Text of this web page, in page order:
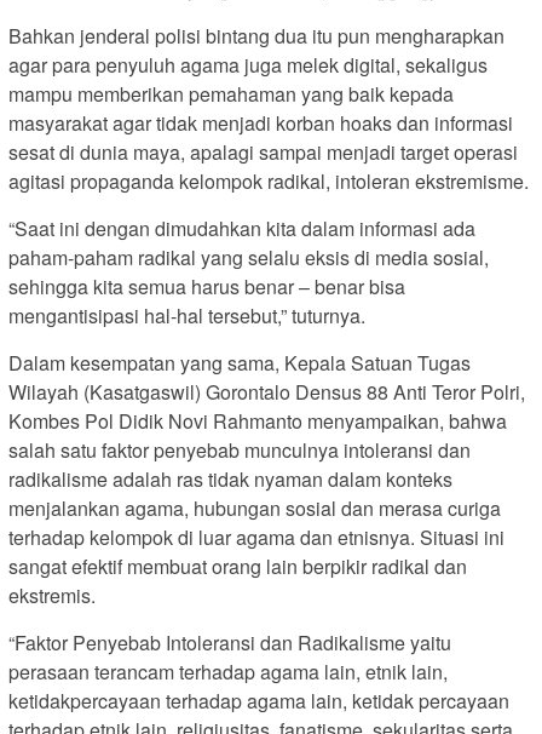
Bahkan jenderal polisi bintang dua itu pun mengharapkan
agar para penyuluh agama juga melek digital, sekaligus
mampu memberikan pemahaman yang baik kepada
masyarakat agar tidak menjadi korban hoaks dan informasi
sesat di dunia maya, apalagi sampai menjadi target operasi
agitasi propaganda kelompok radikal, intoleran ekstremisme.
“Saat ini dengan dimudahkan kita dalam informasi ada
paham-paham radikal yang selalu eksis di media sosial,
sehingga kita semua harus benar – benar bisa
mengantisipasi hal-hal tersebut,” tuturnya.
Dalam kesempatan yang sama, Kepala Satuan Tugas
Wilayah (Kasatgaswil) Gorontalo Densus 88 Anti Teror Polri,
Kombes Pol Didik Novi Rahmanto menyampaikan, bahwa
salah satu faktor penyebab munculnya intoleransi dan
radikalisme adalah ras tidak nyaman dalam konteks
menjalankan agama, hubungan sosial dan merasa curiga
terhadap kelompok di luar agama dan etnisnya. Situasi ini
sangat efektif membuat orang lain berpikir radikal dan
ekstremis.
“Faktor Penyebab Intoleransi dan Radikalisme yaitu
perasaan terancam terhadap agama lain, etnik lain,
ketidakpercayaan terhadap agama lain, ketidak percayaan